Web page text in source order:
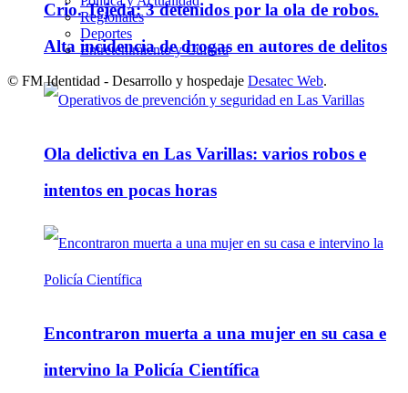
Crio. Tejeda: 3 detenidos por la ola de robos.
Alta incidencia de drogas en autores de delitos
Ola delictiva en Las Varillas: varios robos e
intentos en pocas horas
Encontraron muerta a una mujer en su casa e
intervino la Policía Científica
Regionales
Deportes
Entretenimiento y Cultura
© FM Identidad - Desarrollo y hospedaje Desatec Web.